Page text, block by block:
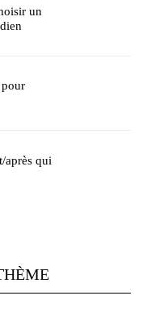
un
après qui